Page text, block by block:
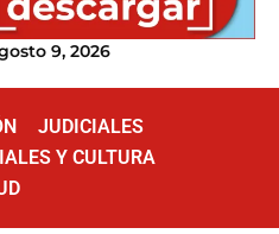
9, 2026
JUDICIALES
Y CULTURA